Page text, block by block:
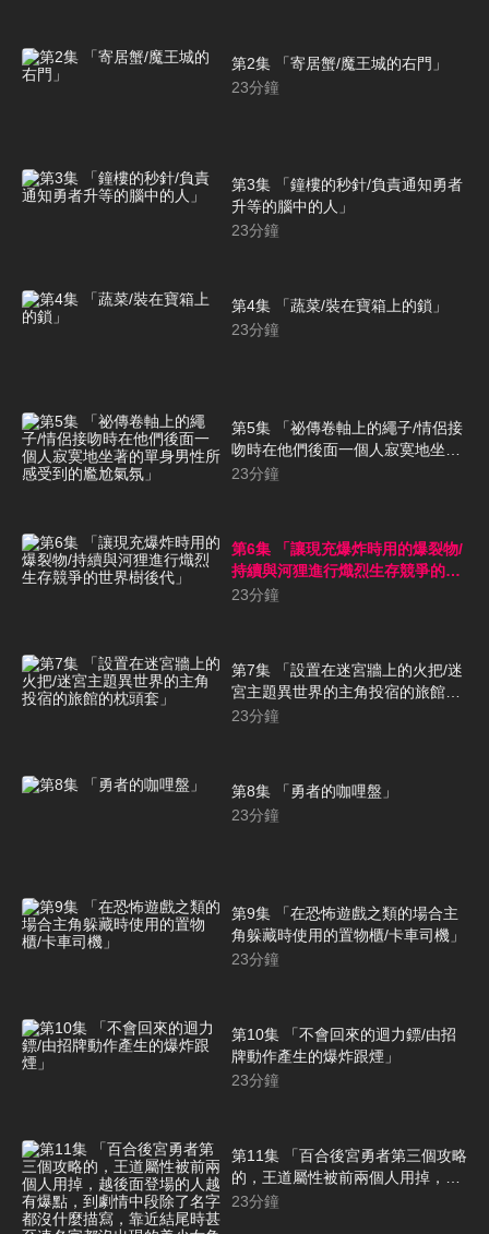
第2集 「寄居蟹/魔王城的右門」
23分鐘
第3集 「鐘樓的秒針/負責通知勇者
升等的腦中的人」
23分鐘
第4集 「蔬菜/裝在寶箱上的鎖」
23分鐘
第5集 「祕傳卷軸上的繩子/情侶接
吻時在他們後面一個人寂寞地坐著
的單身男性所感受到的尷尬氣氛」
23分鐘
第6集 「讓現充爆炸時用的爆裂物/
持續與河狸進行熾烈生存競爭的世
界樹後代」
23分鐘
第7集 「設置在迷宮牆上的火把/迷
宮主題異世界的主角投宿的旅館的
枕頭套」
23分鐘
第8集 「勇者的咖哩盤」
23分鐘
第9集 「在恐怖遊戲之類的場合主
角躲藏時使用的置物櫃/卡車司機」
23分鐘
第10集 「不會回來的迴力鏢/由招
牌動作產生的爆炸跟煙」
23分鐘
第11集 「百合後宮勇者第三個攻略
的，王道屬性被前兩個人用掉，越
後面登場的人越有爆點，到劇情中
23分鐘